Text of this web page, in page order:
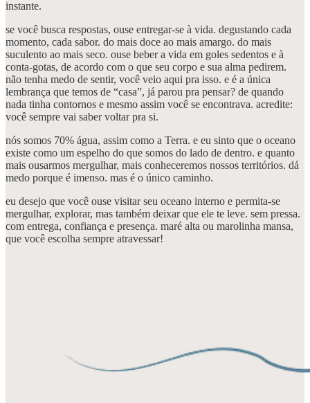
instante.
se você busca respostas, ouse entregar-se à vida. degustando cada
momento, cada sabor. do mais doce ao mais amargo. do mais
suculento ao mais seco. ouse beber a vida em goles sedentos e à
conta-gotas, de acordo com o que seu corpo e sua alma pedirem.
não tenha medo de sentir, você veio aqui pra isso. e é a única
lembrança que temos de “casa”, já parou pra pensar? de quando
nada tinha contornos e mesmo assim você se encontrava. acredite:
você sempre vai saber voltar pra si.
nós somos 70% água, assim como a Terra. e eu sinto que o oceano
existe como um espelho do que somos do lado de dentro. e quanto
mais ousarmos mergulhar, mais conheceremos nossos territórios. dá
medo porque é imenso. mas é o único caminho.
eu desejo que você ouse visitar seu oceano interno e permita-se
mergulhar, explorar, mas também deixar que ele te leve. sem pressa.
com entrega, confiança e presença. maré alta ou marolinha mansa,
que você escolha sempre atravessar!